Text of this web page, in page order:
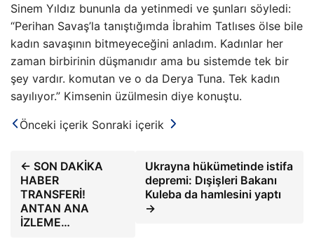
Sinem Yıldız bununla da yetinmedi ve şunları söyledi:
“Perihan Savaş’la tanıştığımda İbrahim Tatlıses ölse bile
kadın savaşının bitmeyeceğini anladım. Kadınlar her
zaman birbirinin düşmanıdır ama bu sistemde tek bir
şey vardır. komutan ve o da Derya Tuna. Tek kadın
sayılıyor.” Kimsenin üzülmesin diye konuştu.
Önceki içerik Sonraki içerik
← SON DAKİKA
HABER
TRANSFERİ!
ANTAN ANA
İZLEME…
Ukrayna hükümetinde istifa
depremi: Dışişleri Bakanı
Kuleba da hamlesini yaptı
→